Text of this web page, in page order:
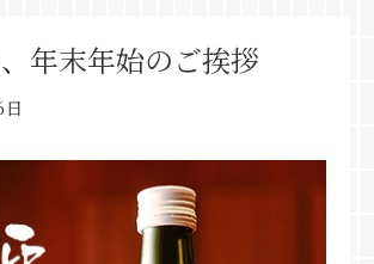
年末年始のご挨拶